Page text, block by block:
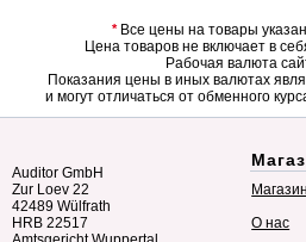
*Все цены на товары
Цена товаров не включает в
Рабочая валюта
Показания цены в иных валютах
и могут отличаться от обменного
Auditor GmbH
Zur Loev 22
42489 Wülfrath
HRB 22517
Магазин
О нас